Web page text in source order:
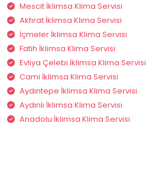
Mescit İklimsa Klima Servisi
Akfırat İklimsa Klima Servisi
İçmeler İklimsa Klima Servisi
Fatih İklimsa Klima Servisi
Evliya Çelebi İklimsa Klima Servisi
Cami İklimsa Klima Servisi
Aydıntepe İklimsa Klima Servisi
Aydınlı İklimsa Klima Servisi
Anadolu İklimsa Klima Servisi